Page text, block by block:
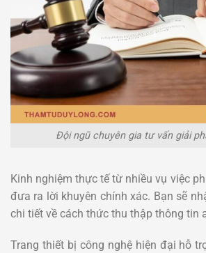
Đội ngũ chuyên gia tư vấn giải
Kinh nghiệm thực tế từ nhiều vụ việc
đưa ra lời khuyên chính xác. Bạn sẽ
chi tiết về cách thức thu thập thông tin
Trang thiết bị công nghệ hiện đại hỗ